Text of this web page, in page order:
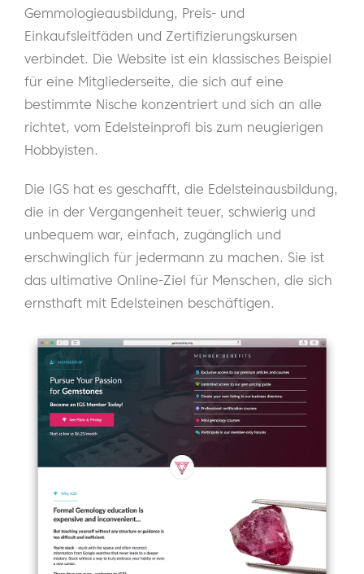
Gemmologieausbildung, Preis- und
Einkaufsleitfäden und Zertifizierungskursen
verbindet. Die Website ist ein klassisches Beispiel
für eine Mitgliederseite, die sich auf eine
bestimmte Nische konzentriert und sich an alle
richtet, vom Edelsteinprofi bis zum neugierigen
Hobbyisten.
Die IGS hat es geschafft, die Edelsteinausbildung,
die in der Vergangenheit teuer, schwierig und
unbequem war, einfach, zugänglich und
erschwinglich für jedermann zu machen. Sie ist
das ultimative Online-Ziel für Menschen, die sich
ernsthaft mit Edelsteinen beschäftigen.